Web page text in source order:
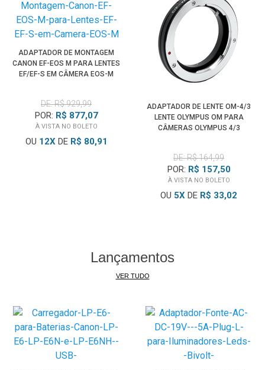
ADAPTADOR DE MONTAGEM
CANON EF-EOS M PARA LENTES
EF/EF-S EM CÂMERA EOS-M
DE: R$ 929,99
POR: R$ 877,07
À VISTA NO BOLETO
OU 12XDE R$ 80,91
ADAPTADOR DE LENTE OM-4/3
LENTE OLYMPUS OM PARA
CÂMERAS OLYMPUS 4/3
DE: R$ 164,99
POR: R$ 157,50
À VISTA NO BOLETO
OU 5X DE R$ 33,02
Lançamentos
VER TUDO